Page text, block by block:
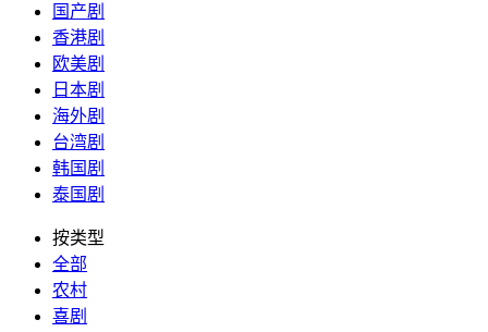
国产剧
香港剧
欧美剧
日本剧
海外剧
台湾剧
韩国剧
泰国剧
按类型
全部
农村
喜剧